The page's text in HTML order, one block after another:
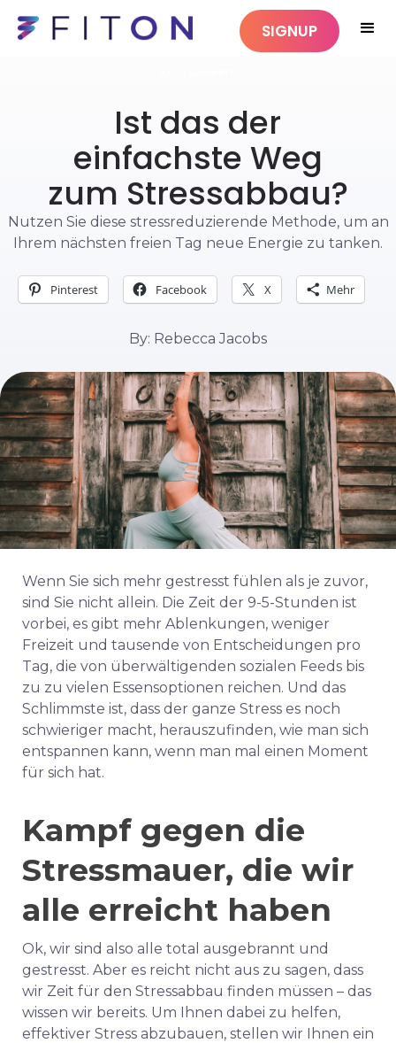
SIGNUP
Ist das der
einfachste Weg
zum Stressabbau?
Nutzen Sie diese stressreduzierende Methode, um an
Ihrem nächsten freien Tag neue Energie zu tanken.
Pinterest Facebook X Mehr
By: Rebecca Jacobs
Wenn Sie sich mehr gestresst fühlen als je zuvor,
sind Sie nicht allein. Die Zeit der 9-5-Stunden ist
vorbei, es gibt mehr Ablenkungen, weniger
Freizeit und tausende von Entscheidungen pro
Tag, die von überwältigenden sozialen Feeds bis
zu zu vielen Essensoptionen reichen. Und das
Schlimmste ist, dass der ganze Stress es noch
schwieriger macht, herauszufinden, wie man sich
entspannen kann, wenn man mal einen Moment
für sich hat.
Kampf gegen die
Stressmauer, die wir
alle erreicht haben
Ok, wir sind also alle total ausgebrannt und
gestresst. Aber es reicht nicht aus zu sagen, dass
wir Zeit für den Stressabbau finden müssen – das
wissen wir bereits. Um Ihnen dabei zu helfen,
effektiver Stress abzubauen, stellen wir Ihnen ein